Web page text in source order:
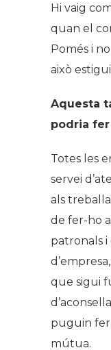
Hi vaig
quan el
Pomés i
això
Aquesta
podria
Totes les
servei
als
de fer-ho
patronals
que sigui
puguin fer
mútua.